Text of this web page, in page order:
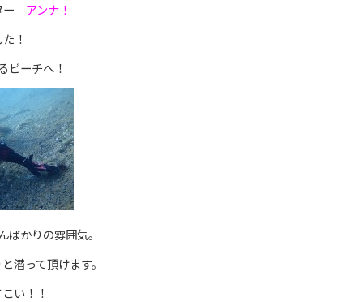
ー アンナ！
！
ビーチへ！
かりの雰囲気。
潜って頂けます。
い！！